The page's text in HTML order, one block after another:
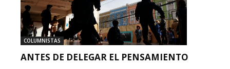
COLUMNISTAS
ANTES DE DELEGAR EL PENSAMIENTO